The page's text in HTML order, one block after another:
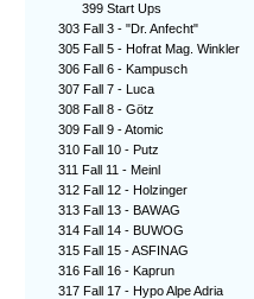
399 Start Ups
303 Fall 3 - "Dr. Anfecht"
305 Fall 5 - Hofrat Mag. Winkler
306 Fall 6 - Kampusch
307 Fall 7 - Luca
308 Fall 8 - Götz
309 Fall 9 - Atomic
310 Fall 10 - Putz
311 Fall 11 - Meinl
312 Fall 12 - Holzinger
313 Fall 13 - BAWAG
314 Fall 14 - BUWOG
315 Fall 15 - ASFINAG
316 Fall 16 - Kaprun
317 Fall 17 - Hypo Alpe Adria